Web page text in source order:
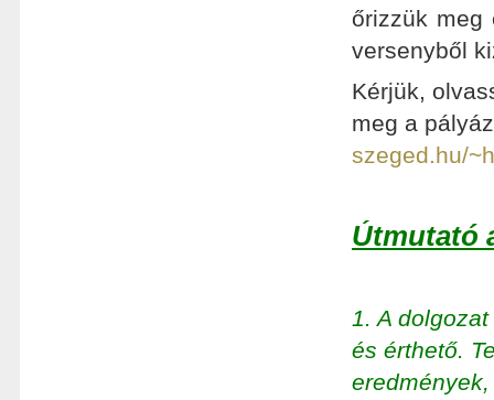
őrizzük meg
versenyből
Kérjük,
meg a
szeged.hu/
Útmutató
1. A
és érthető.